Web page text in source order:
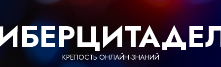
содержимому
КРЕПОСТЬ ОНЛАЙН-ЗНАНИЙ